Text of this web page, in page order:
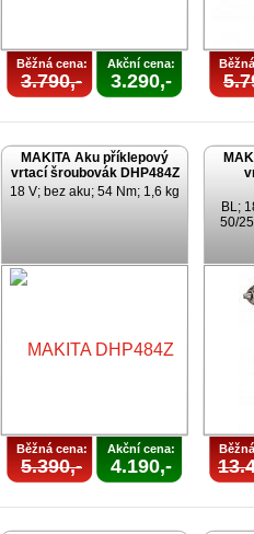
Běžná cena:
3.790,-
Akční cena:
3.290,-
MAKITA Aku příklepový
vrtací šroubovák DHP484Z
18 V; bez aku; 54 Nm; 1,6 kg
Běžná cena:
5.390,-
Akční cena:
4.190,-
BL;
50/